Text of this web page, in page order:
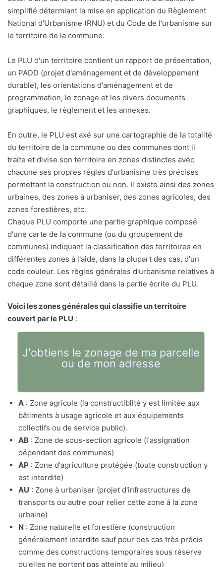
simplifié détermiant la mise en application du Règlement
National d'Urbanisme (RNU) et du Code de l'urbanisme sur
le territoire de la commune.
Le PLU d'un territoire contient un rapport de présentation,
un PADD (projet d'aménagement et de développement
durable), les orientations d'aménagement et de
programmation, le zonage et les divers documents
graphiques, le règlement et les annexes.
En outre, le PLU est axé sur une cartographie de la totalité
du territoire de la commune ou des communes dont il
traite et divise son territoire en zones distinctes avec
chacune ses propres règles d'urbanisme très précises
permettant la construction ou non. Il existe ainsi des zones
urbaines, des zones à urbaniser, des zones agricoles, des
zones forestières, etc.
Chaque PLU comporte une partie graphique composé
d'une carte de la commune (ou du groupement de
communes) indiquant la classification des territoires en
différentes zones à l'aide, dans la plupart des cas, d'un
code couleur. Les règles générales d'urbanisme relatives à
chaque zone sont détaillé dans la partie écrite du PLU.
Voici les zones générales qui classifie un territoire
couvert par le PLU :
J'obtiens le zonage de ma parcelle
ou de mon adresse
A : Zone agricole (la constructiblité y est limitée aux
bâtiments à usage agricole et aux équipements
collectifs ou de service public).
AB : Zone de sous-section agricole (l'assignation
dépendant des communes)
AP : Zone d'agriculture protégée (toute construction y
est interdite)
AU : Zone à urbaniser (projet d'infrastructures de
transports ou autre pour relier cette zone à la zone
urbaine)
N : Zone naturelle et forestière (construction
généralement interdite sauf pour des cas très précis
comme des constructions temporaires sous réserve
qu'elles ne portent pas atteinte au milieu)